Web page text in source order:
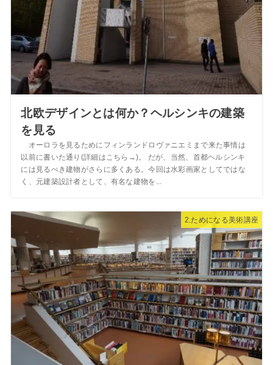
北欧デザインとは何か？ヘルシンキの建築
を見る
オーロラを見るためにフィンランドロヴァニエミまで来た事情は
以前に書いた通り(詳細はこちら→)。 だが、当然、首都ヘルシンキ
には見るべき建物がさらに多くある。今回は水彩画家としてではな
く、元建築設計者として、有名な建物を...
2.ためになる美術講座